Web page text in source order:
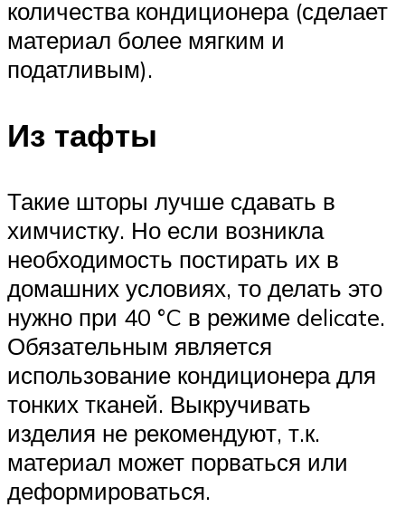
количества кондиционера (сделает
материал более мягким и
податливым).
Из тафты
Такие шторы лучше сдавать в
химчистку. Но если возникла
необходимость постирать их в
домашних условиях, то делать это
нужно при 40 °C в режиме delicate.
Обязательным является
использование кондиционера для
тонких тканей. Выкручивать
изделия не рекомендуют, т.к.
материал может порваться или
деформироваться.